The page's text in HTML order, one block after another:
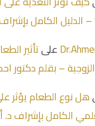
الدليل الكامل
علىتأثير
– بقلم دكتور
هل نوع الطعام يؤثر
الكامل بإشراف د.